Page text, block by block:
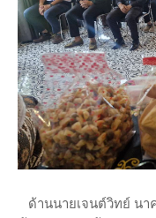
ด้านนายเจนต์วิทย์ นา